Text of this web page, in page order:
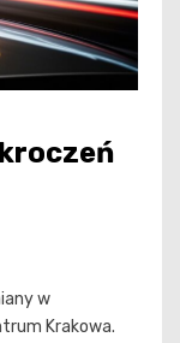
w
Krakowa.